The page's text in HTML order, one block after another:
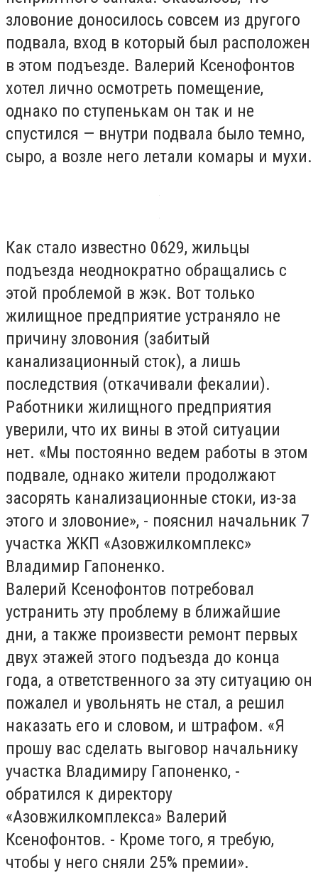
зловоние доносилось совсем из другого
подвала, вход в который был расположен
в этом подъезде. Валерий Ксенофонтов
хотел лично осмотреть помещение,
однако по ступенькам он так и не
спустился — внутри подвала было темно,
сыро, а возле него летали комары и мухи.
Как стало известно 0629, жильцы
подъезда неоднократно обращались с
этой проблемой в жэк. Вот только
жилищное предприятие устраняло не
причину зловония (забитый
канализационный сток), а лишь
последствия (откачивали фекалии).
Работники жилищного предприятия
уверили, что их вины в этой ситуации
нет. «Мы постоянно ведем работы в этом
подвале, однако жители продолжают
засорять канализационные стоки, из-за
этого и зловоние», - пояснил начальник 7
участка ЖКП «Азовжилкомплекс»
Владимир Гапоненко.
Валерий Ксенофонтов потребовал
устранить эту проблему в ближайшие
дни, а также произвести ремонт первых
двух этажей этого подъезда до конца
года, а ответственного за эту ситуацию он
пожалел и увольнять не стал, а решил
наказать его и словом, и штрафом. «Я
прошу вас сделать выговор начальнику
участка Владимиру Гапоненко, -
обратился к директору
«Азовжилкомплекса» Валерий
Ксенофонтов. - Кроме того, я требую,
чтобы у него сняли 25% премии».